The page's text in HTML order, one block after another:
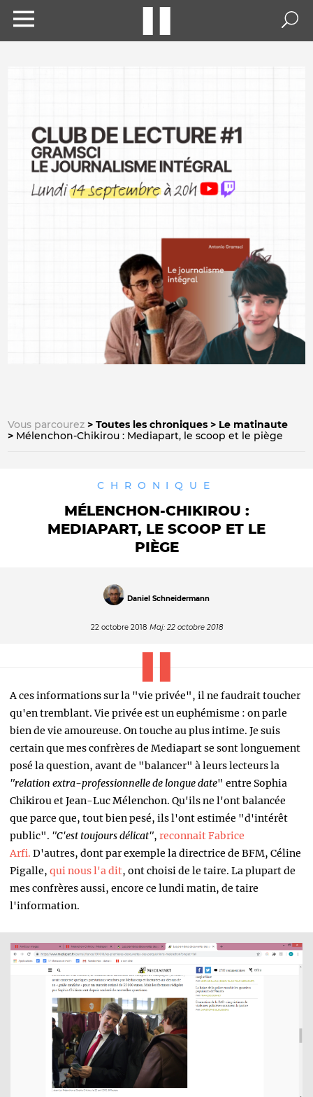
Vous parcourez Toutes les chroniques
Le matinaute
Mélenchon-Chikirou : Mediapart, le scoop et le piège
CHRONIQUE
MÉLENCHON-CHIKIROU :
MEDIAPART, LE SCOOP ET LE
PIÈGE
Daniel Schneidermann
22 octobre 2018 Maj: 22 octobre 2018
A ces informations sur la "vie privée", il ne faudrait toucher
qu'en tremblant. Vie privée est un euphémisme : on parle
bien de vie amoureuse. On touche au plus intime. Je suis
certain que mes confrères de Mediapart se sont longuement
posé la question, avant de "balancer" à leurs lecteurs la
"relation extra-professionnelle de longue date" entre Sophia
Chikirou et Jean-Luc Mélenchon. Qu'ils ne l'ont balancée
que parce que, tout bien pesé, ils l'ont estimée "d'intérêt
public". "C'est toujours délicat", reconnait Fabrice
Arfi. D'autres, dont par exemple la directrice de BFM, Céline
Pigalle, qui nous l'a dit, ont choisi de le taire. La plupart de
mes confrères aussi, encore ce lundi matin, de taire
l'information.